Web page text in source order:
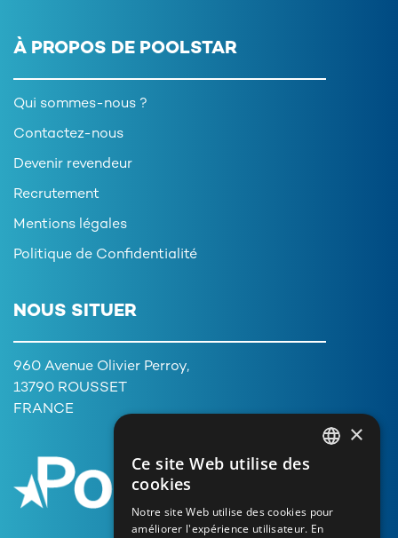
À PROPOS DE POOLSTAR
Qui sommes-nous ?
Contactez-nous
Devenir revendeur
Recrutement
Mentions légales
Politique de Confidentialité
NOUS SITUER
960 Avenue Olivier Perroy,
13790 ROUSSET
FRANCE
FRENCH
GERMAN
×
Ce site Web utilise des
cookies
Notre site Web utilise des cookies pour
améliorer l'expérience utilisateur. En